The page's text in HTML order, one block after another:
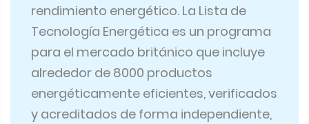
rendimiento energético. La Lista de
Tecnología Energética es un programa
para el mercado británico que incluye
alrededor de 8000 productos
energéticamente eficientes, verificados
y acreditados de forma independiente,